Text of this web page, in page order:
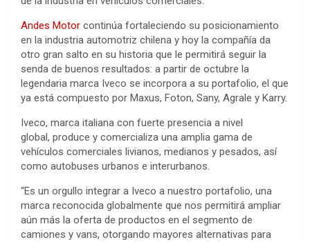
Andes Motor continúa fortaleciendo su posicionamiento
en la industria automotriz chilena y hoy la compañía da
otro gran salto en su historia que le permitirá seguir la
senda de buenos resultados: a partir de octubre la
legendaria marca Iveco se incorpora a su portafolio, el que
ya está compuesto por Maxus, Foton, Sany, Agrale y Karry.
Iveco, marca italiana con fuerte presencia a nivel
global, produce y comercializa una amplia gama de
vehículos comerciales livianos, medianos y pesados, así
como autobuses urbanos e interurbanos.
“Es un orgullo integrar a Iveco a nuestro portafolio, una
marca reconocida globalmente que nos permitirá ampliar
aún más la oferta de productos en el segmento de
camiones y vans, otorgando mayores alternativas para